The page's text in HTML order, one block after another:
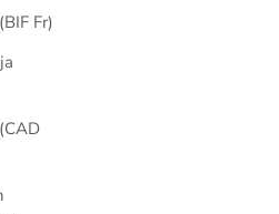
Fr)
Power Woman!